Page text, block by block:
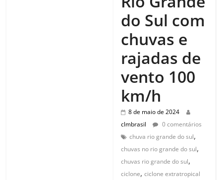
do Sul com
chuvas e
rajadas de
vento 100
km/h
8 de maio de 2024
clmbrasil
0 comentários
chuva rio grande do sul,
chuvas no rio grande do sul,
chuvas rio grande do sul,
ciclone,ciclone extratropical